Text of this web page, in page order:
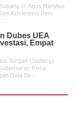
H. Agus Masykur
Konferensi Pers
Dubes UEA
Empat
Tengah (Sulteng)
dr. Reny
Duta Be...